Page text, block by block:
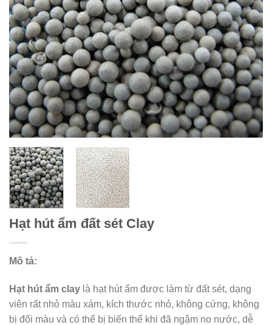
Hạt hút ẩm đất sét Clay
Mô tả:
Hạt hút ẩm clay là hạt hút ẩm được làm từ đất sét, dạng
viên rất nhỏ màu xám, kích thước nhỏ, không cứng, không
bị đổi màu và có thể bị biến thể khi đã ngậm no nước, dễ